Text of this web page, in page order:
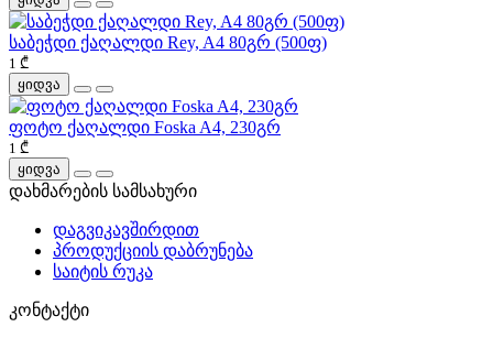
საბეჭდი ქაღალდი Rey, A4 80გრ (500ფ)
1 ₾
ყიდვა
ფოტო ქაღალდი Foska A4, 230გრ
1 ₾
ყიდვა
დახმარების სამსახური
დაგვიკავშირდით
პროდუქციის დაბრუნება
საიტის რუკა
კონტაქტი